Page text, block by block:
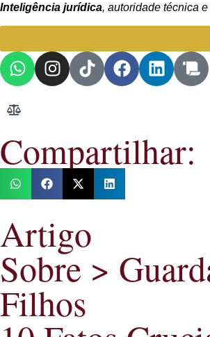
Inteligência jurídica, autoridade técnica
Compartilhar:
Artigo
Sobre >
Filhos